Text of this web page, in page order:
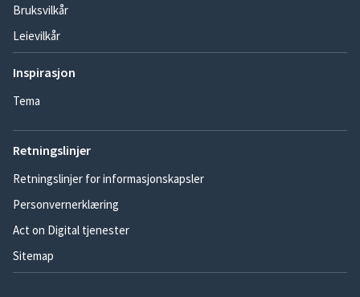
Bruksvilkår
Leievilkår
Inspirasjon
Tema
Retningslinjer
Retningslinjer for informasjonskapsler
Personvernerklæring
Act on Digital tjenester
Sitemap